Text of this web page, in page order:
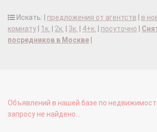
Искать: | предложения от агентств в
комнату
1к. 2к. 3к. 4+к. посуточно
посредников в Москве
Объявлений в нашей базе по
запросу не найдено...